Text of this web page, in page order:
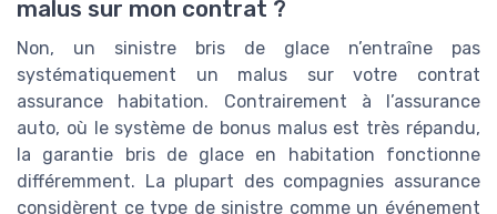
malus sur mon contrat ?
Non, un sinistre bris de glace n’entraîne pas
systématiquement un malus sur votre contrat
assurance habitation. Contrairement à l’assurance
auto, où le système de bonus malus est très répandu,
la garantie bris de glace en habitation fonctionne
différemment. La plupart des compagnies assurance
considèrent ce type de sinistre comme un événement